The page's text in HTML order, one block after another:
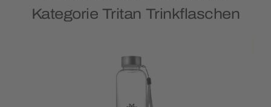
Kategorie Tritan Trinkflaschen